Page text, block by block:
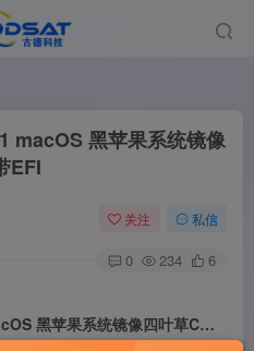
macOS 黑苹果系统镜像
EFI
关注 私信
0 234 6
【黑果小兵】11.4 20F71 macOS 黑苹果系统镜像四叶草Clover引导版自带EFI